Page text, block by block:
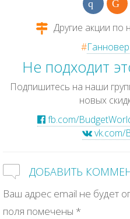
Другие акции по
#Ганновер
Не подходит
Подпишитесь на наши
новых
fb.com/
vk.com/
ДОБАВИТЬ
Ваш адрес email не будет
поля помечены *